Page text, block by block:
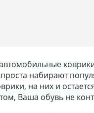
набирают
на них и
Ваша обувь не